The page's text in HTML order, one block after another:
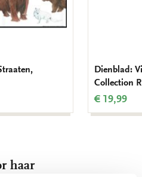
Dienblad:
Collection
€ 19,99
haar